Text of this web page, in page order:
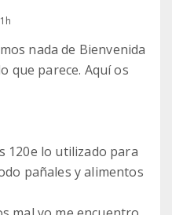
nada de Bienvenida
que parece. Aquí os
120e lo utilizado para
pañales y alimentos